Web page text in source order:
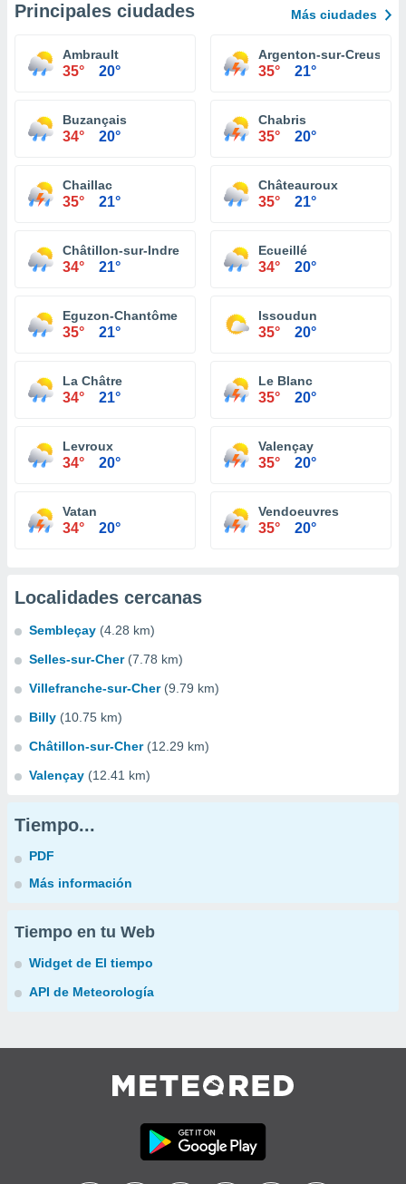
Principales ciudades Más ciudades
Ambrault
35° 20°
Argenton-sur-Creuse
35° 21°
Buzançais
34° 20°
Chabris
35° 20°
Chaillac
35° 21°
Châteauroux
35° 21°
Châtillon-sur-Indre
34° 21°
Ecueillé
34° 20°
Eguzon-Chantôme
35° 21°
Issoudun
35° 20°
La Châtre
34° 21°
Le Blanc
35° 20°
Levroux
34° 20°
Valençay
35° 20°
Vatan
34° 20°
Vendoeuvres
35° 20°
Localidades cercanas
Sembleçay (4.28 km)
Selles-sur-Cher (7.78 km)
Villefranche-sur-Cher (9.79 km)
Billy (10.75 km)
Châtillon-sur-Cher (12.29 km)
Valençay (12.41 km)
Tiempo...
PDF
Más información
Tiempo en tu Web
Widget de El tiempo
API de Meteorología